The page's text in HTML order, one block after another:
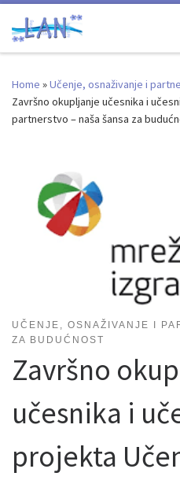
Skip to content
Home »Učenje, osnaživanje i
Završno okupljanje učesnika i
partnerstvo – naša šansa za
UČENJE, OSNAŽIVANJE I
ZA BUDUĆNOST
Završno
učesnika i
projekta